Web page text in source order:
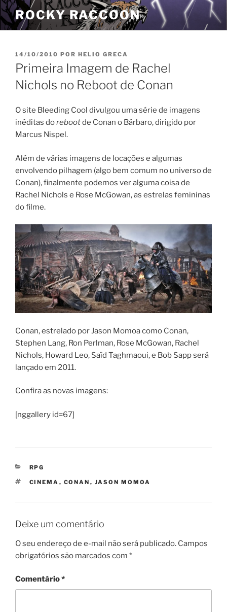
Pular
para
o
ROCKY RACCOON
PUBLICADO
EM
14/10/2010 POR HELIO GRECA
Primeira Imagem de Rachel
Nichols no Reboot de Conan
O site Bleeding Cool divulgou uma série de imagens
inéditas dorebootde Conan o Bárbaro, dirigido por
Marcus Nispel.
Além de várias imagens de locações e algumas
envolvendo pilhagem (algo bem comum no universo de
Conan), finalmente podemos ver alguma coisa de
Rachel Nichols e Rose McGowan, as estrelas femininas
do filme.
Conan, estrelado por Jason Momoa como Conan,
Stephen Lang, Ron Perlman, Rose McGowan, Rachel
Nichols, Howard Leo, Saïd Taghmaoui, e Bob Sapp será
lançado em 2011.
Confira as novas imagens:
[nggallery id=67]
CATEGORIAS
RPG
TAGS
CINEMA , CONAN , JASON MOMOA
Deixe um comentário
O seu endereço de e-mail não será publicado. Campos
obrigatórios são marcados com *
Comentário*